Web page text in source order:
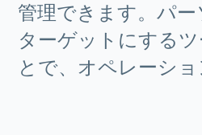
管理できます。パ
ターゲットにする
とで、オペレーショ